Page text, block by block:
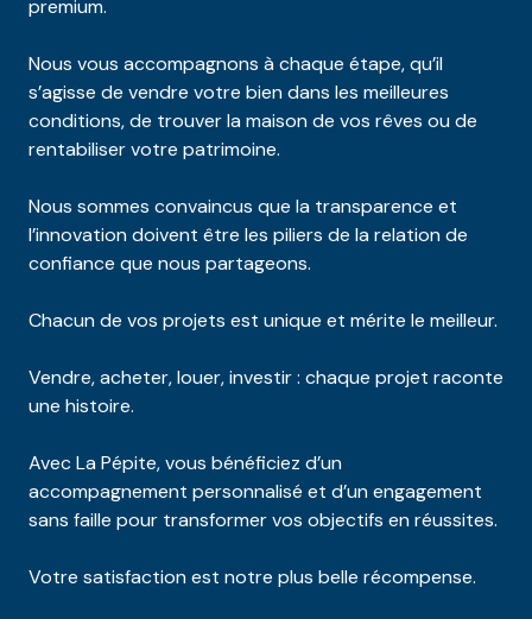
premium.
Nous vous accompagnons à chaque étape, qu’il
s’agisse de vendre votre bien dans les meilleures
conditions, de trouver la maison de vos rêves ou de
rentabiliser votre patrimoine.
Nous sommes convaincus que la transparence et
l’innovation doivent être les piliers de la relation de
confiance que nous partageons.
Chacun de vos projets est unique et mérite le meilleur.
Vendre, acheter, louer, investir : chaque projet raconte
une histoire.
Avec La Pépite, vous bénéficiez d’un
accompagnement personnalisé et d’un engagement
sans faille pour transformer vos objectifs en réussites.
Votre satisfaction est notre plus belle récompense.